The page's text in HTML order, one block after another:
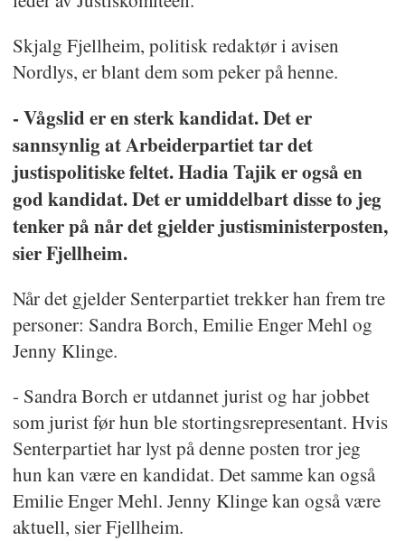
Skjalg Fjellheim, politisk redaktør i avisen
Nordlys, er blant dem som peker på henne.
- Vågslid er en sterk kandidat. Det er
sannsynlig at Arbeiderpartiet tar det
justispolitiske feltet. Hadia Tajik er også en
god kandidat. Det er umiddelbart disse to jeg
tenker på når det gjelder justisministerposten,
sier Fjellheim.
Når det gjelder Senterpartiet trekker han frem tre
personer: Sandra Borch, Emilie Enger Mehl og
Jenny Klinge.
- Sandra Borch er utdannet jurist og har jobbet
som jurist før hun ble stortingsrepresentant. Hvis
Senterpartiet har lyst på denne posten tror jeg
hun kan være en kandidat. Det samme kan også
Emilie Enger Mehl. Jenny Klinge kan også være
aktuell, sier Fjellheim.